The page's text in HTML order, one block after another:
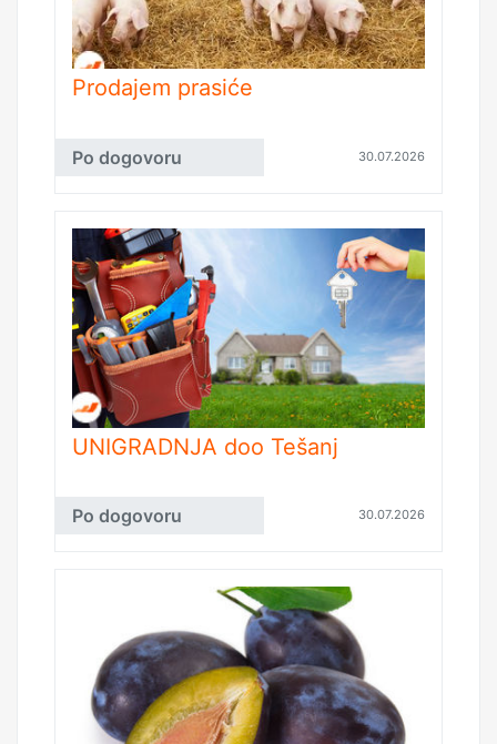
Prodajem prasiće
Po dogovoru 30.07.2026
UNIGRADNJA doo Tešanj
Po dogovoru 30.07.2026